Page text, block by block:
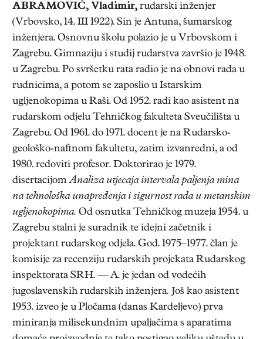
ABRAMOVIĆ, Vladimir, rudarski inženjer
(Vrbovsko, 14. III 1922). Sin je Antuna, šumarskog
inženjera. Osnovnu školu polazio je u Vrbovskom i
Zagrebu. Gimnaziju i studij rudarstva završio je 1948.
u Zagrebu. Po svršetku rata radio je na obnovi rada u
rudnicima, a potom se zaposlio u Istarskim
ugljenokopima u Raši. Od 1952. radi kao asistent na
rudarskom odjelu Tehničkog fakulteta Sveučilišta u
Zagrebu. Od 1961. do 1971. docent je na Rudarsko-
geološko-naftnom fakultetu, zatim izvanredni, a od
1980. redoviti profesor. Doktorirao je 1979.
disertacijomAnaliza utjecaja intervala paljenja mina
na tehnološka unapređenja i sigurnost rada u metanskim
ugljenokopima. Od osnutka Tehničkog muzeja 1954. u
Zagrebu stalni je suradnik te idejni začetnik i
projektant rudarskog odjela. God. 1975–1977. član je
komisije za recenziju rudarskih projekata Rudarskog
inspektorata SRH. — A. je jedan od vodećih
jugoslavenskih rudarskih inženjera. Još kao asistent
1953. izveo je u Pločama (danas Kardeljevo) prva
miniranja milisekundnim upaljačima s aparatima